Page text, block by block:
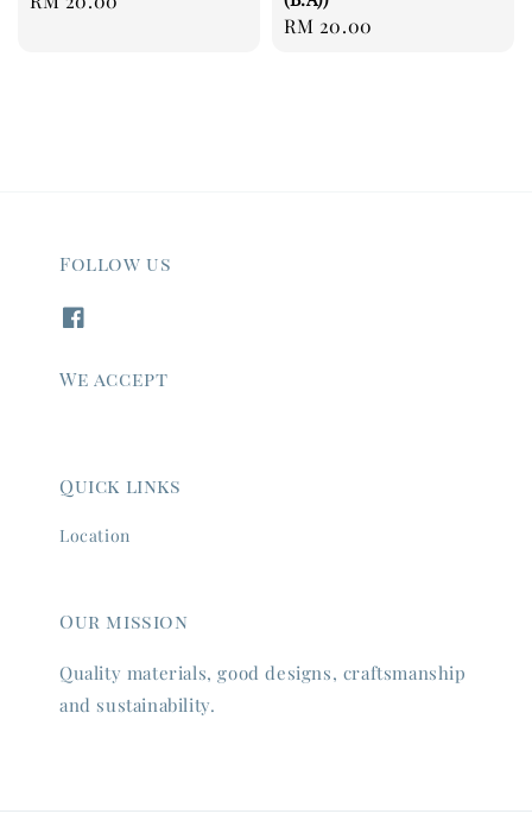
Regular
RM 20.00
Follow us
We accept
Quick links
Location
Our mission
Quality materials, good designs, craftsmanship
and sustainability.